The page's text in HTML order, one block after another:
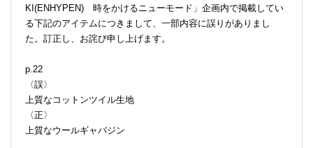
KI(ENHYPEN) 時をかけるニューモード」企画内で掲載してい
る下記のアイテムにつきまして、一部内容に誤りがありまし
た。訂正し、お詫び申し上げます。
p.22
〈誤〉
上質なコットンツイル生地
〈正〉
上質なウールギャバジン